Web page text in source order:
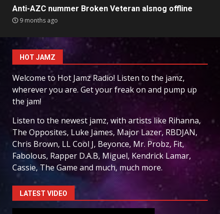
Anti-AZC nummer Broken Veteran alsnog offline
9 months ago
HOT JAMZ
Welcome to Hot Jamz Radio! Listen to the jamz,
wherever you are. Get your freak on and pump up
the jam!
Listen to the newest jamz, with artists like Rihanna,
The Opposites, Luke James, Major Lazer, RBDJAN,
Chris Brown, LL Cool J, Beyonce, Mr. Probz, Fit,
Fabolous, Rapper D.A.B, Miguel, Kendrick Lamar,
Cassie, The Game and much, much more.
LATEST VIDEO